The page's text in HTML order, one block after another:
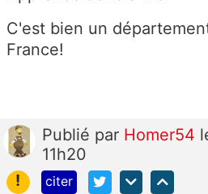
C'est bien un
France!
Publié par Homer54
11h20
!
citer